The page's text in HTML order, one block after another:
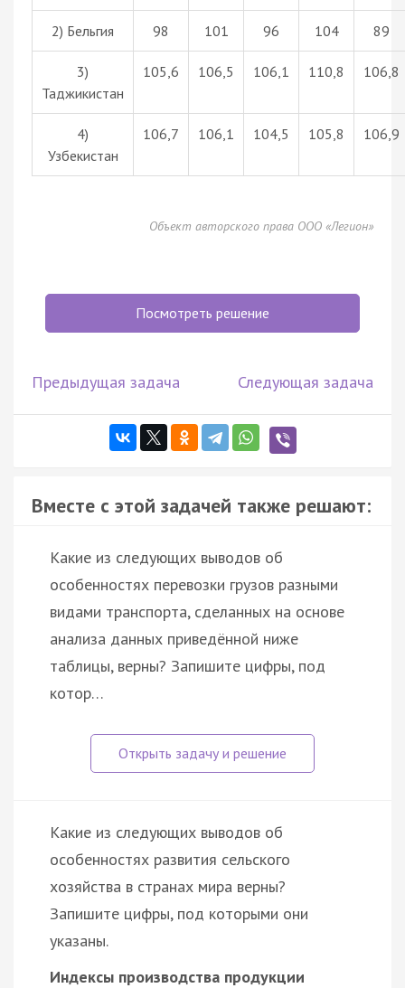
2) Бельгия 98 101 96 104 89
3)
Таджикистан
105,6 106,5 106,1 110,8 106,8
4)
Узбекистан
106,7 106,1 104,5 105,8 106,9
Объект авторского права ООО «Легион»
Посмотреть решение
Предыдущая задача Следующая задача
Вместе с этой задачей также решают:
Какие из следующих выводов об
особенностях перевозки грузов разными
видами транспорта, сделанных на основе
анализа данных приведённой ниже
таблицы, верны? Запишите цифры, под
котор…
Какие из следующих выводов об
особенностях развития сельского
хозяйства в странах мира верны?
Запишите цифры, под которыми они
указаны.
Индексы производства продукции